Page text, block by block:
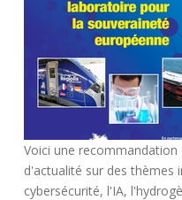
Voici une recommandation
d'actualité sur des thèmes
cybersécurité, l'IA,